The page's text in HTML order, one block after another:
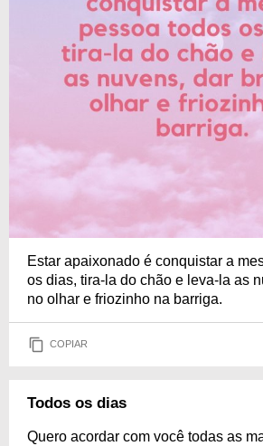
Estar apaixonado é conquistar a
os dias, tira-la do chão e leva-la as
no olhar e friozinho na barriga.
COPIAR
Todos os dias
Quero acordar com você todas as